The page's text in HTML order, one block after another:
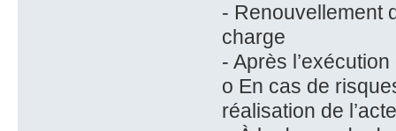
- Renouvellement
charge
- Après
o En cas de
réalisation de